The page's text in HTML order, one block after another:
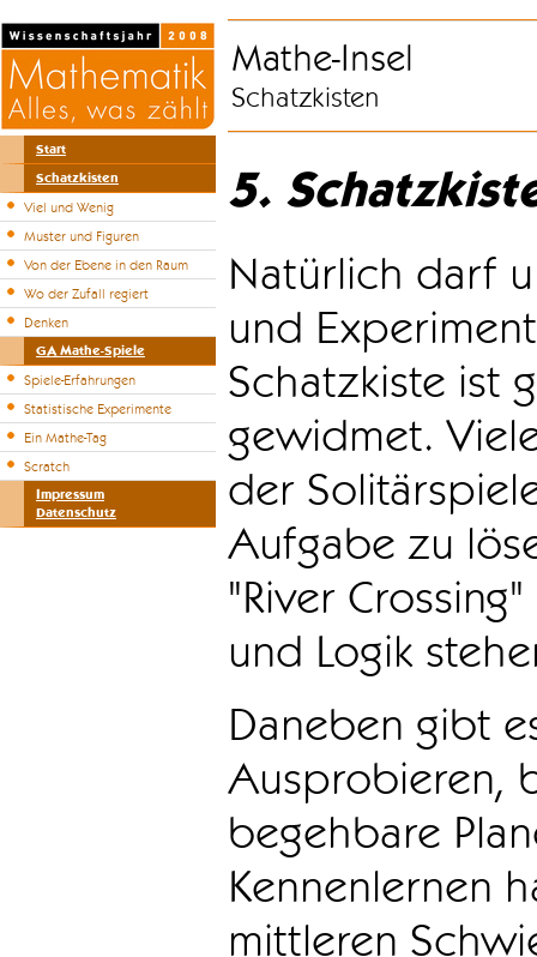
Start
Schatzkisten
Viel und Wenig
Muster und Figuren
Von der Ebene in den Raum
Wo der Zufall regiert
Denken
GA Mathe-Spiele
Spiele-Erfahrungen
Statistische Experimente
Ein Mathe-Tag
Scratch
Impressum
Datenschutz
Mathe-Insel
Schatzkisten
5.
Natürlich darf
und
Schatzkiste ist
gewidmet.
der
Aufgabe zu
"River
und Logik
Daneben gibt
Ausprobieren,
begehbare
Kennenlernen
mittleren